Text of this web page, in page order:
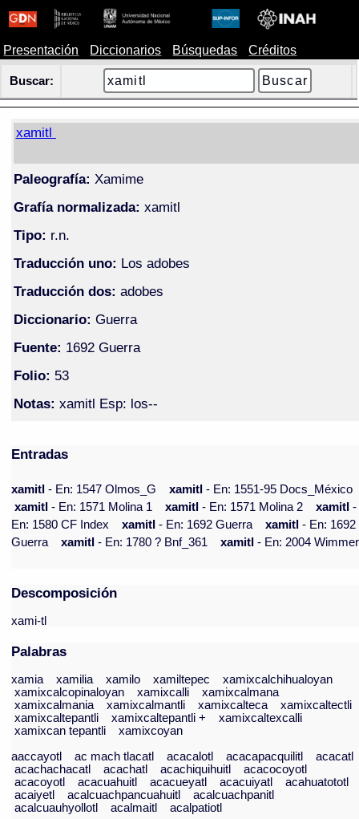
Presentación Diccionarios Búsquedas Créditos
Buscar:
xamitl
Paleografía: Xamime
Grafía normalizada: xamitl
Tipo: r.n.
Traducción uno: Los adobes
Traducción dos: adobes
Diccionario: Guerra
Fuente: 1692 Guerra
Folio: 53
Notas: xamitl Esp: los--
Entradas
xamitl- En: 1547 Olmos_G xamitl- En: 1551-95 Docs_México
xamitl- En: 1571 Molina 1 xamitl- En: 1571 Molina 2 xamitl-
En: 1580 CF Index
xamitl- En: 1692 Guerra xamitl- En: 1692
Guerra
xamitl- En: 1780 ? Bnf_361 xamitl- En: 2004 Wimmer
Descomposición
xami-tl
Palabras
xamia xamilia xamilo xamiltepec
xamixcalchihualoyan
xamixcalcopinaloyan
xamixcalli
xamixcalmana
xamixcalmania
xamixcalmantli xamixcalteca
xamixcaltectli
xamixcaltepantli
xamixcaltepantli +
xamixcaltexcalli
xamixcan tepantli
xamixcoyan
aaccayotl
ac mach tlacatl acacalotl acacapacquilitl
acacatl
acachachacatl
acachatl acachiquihuitl
acacocoyotl
acacoyotl
acacuahuitl acacueyatl acacuiyatl
acahuatototl
acaiyetl
acalcuachpancuahuitl
acalcuachpanitl
acalcuauhyollotl
acalmaitl acalpatiotl